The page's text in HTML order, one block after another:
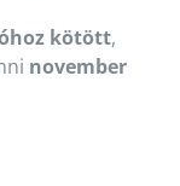
kötött,
november